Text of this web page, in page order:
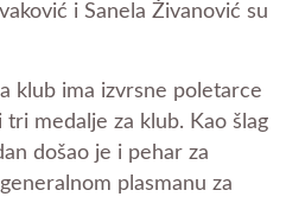
i Sanela Żivanović su
klub ima izvrsne poletarce
medalje za klub. Kao šlag
došao je i pehar za
plasmanu za